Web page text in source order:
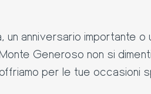
un anniversario importante o
Generoso non si
per le tue occasioni